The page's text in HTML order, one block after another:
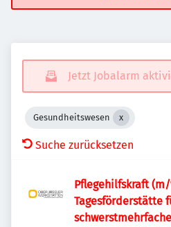
Jetzt Jobalarm
Gesundheitswesen
Suche zurücksetzen
Pflegehilfskraft
Tagesförderstätte